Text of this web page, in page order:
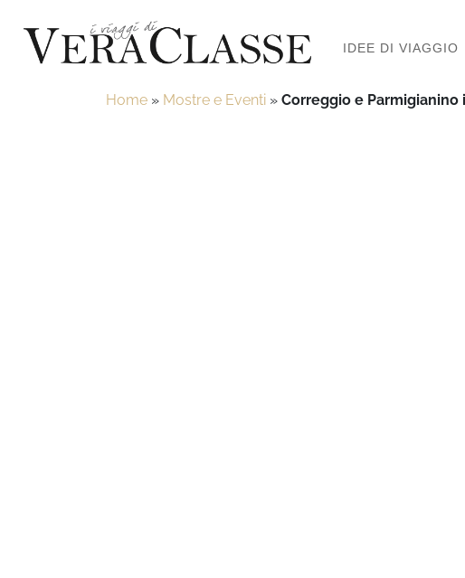
IDEE DI VIAGGIO
Home » Mostre e Eventi » Correggio e Parmigianino